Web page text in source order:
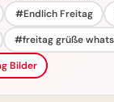
#Endlich Freitag
#freitag grüße
Bilder